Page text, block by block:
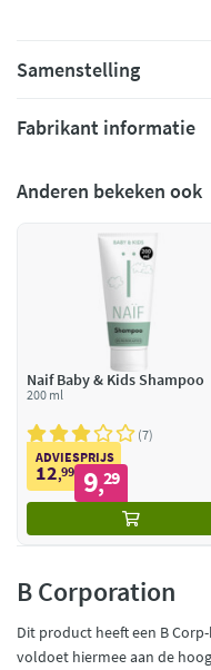
Samenstelling
Fabrikant informatie
Anderen bekeken ook
Naif Baby & Kids Shampoo
200 ml
7
ADVIESPRIJS
12,99 9,29
B Corporation
Dit product heeft een B
voldoet hiermee aan de